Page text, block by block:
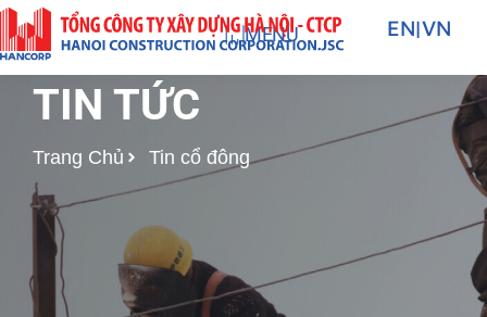
Nhảy
tới
nội
dung
MENU EN|VN
TIN TỨC
Trang Chủ Tin cổ đông